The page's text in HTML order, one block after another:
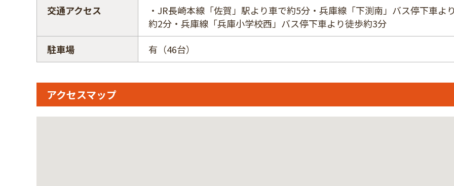
交通アクセス
・JR長崎本線「佐賀」駅より車で約5分・兵庫線「下渕南」バス停下車よ
約2分・兵庫線「兵庫小学校西」バス停下車より徒歩約3分
駐車場
有（46台）
アクセスマップ